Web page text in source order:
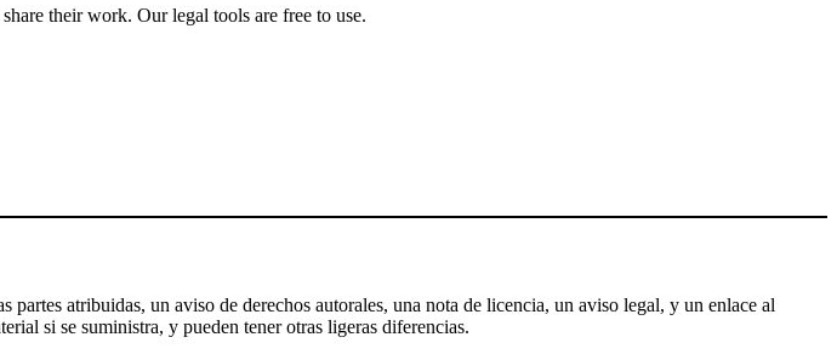
their work. Our legal tools are free to use.
atribuidas, un aviso de derechos autorales, una nota de licencia, un aviso legal, y un enlace al
si se suministra, y pueden tener otras ligeras diferencias.